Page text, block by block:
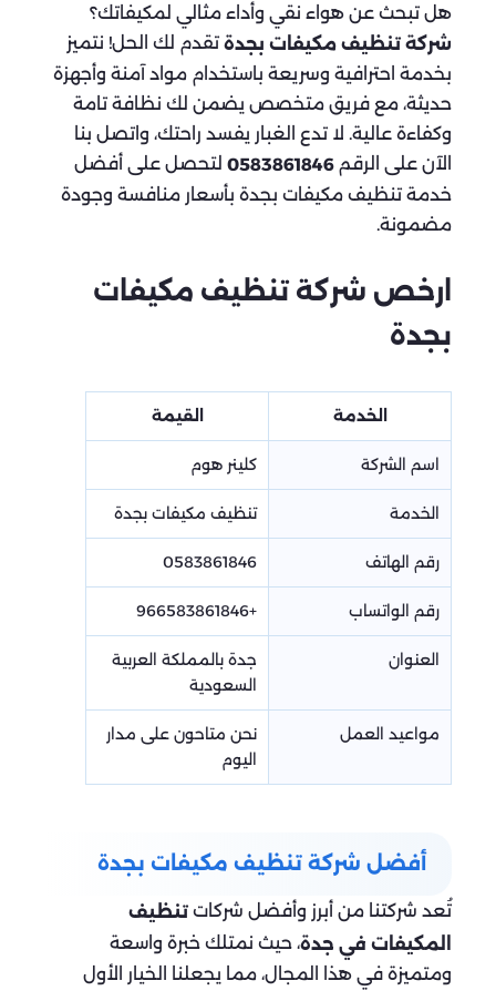
هل تبحث عن هواء نقي وأداء مثالي لمكيفاتك؟
شركة تنظيف مكيفات بجدة تقدم لك الحل! نتميز
بخدمة احترافية وسريعة باستخدام مواد آمنة وأجهزة
حديثة، مع فريق متخصص يضمن لك نظافة تامة
وكفاءة عالية. لا تدع الغبار يفسد راحتك، واتصل بنا
الآن على الرقم 0583861846 لتحصل على أفضل
خدمة تنظيف مكيفات بجدة بأسعار منافسة وجودة
مضمونة.
ارخص شركة تنظيف مكيفات
بجدة
الخدمة القيمة
اسم الشركة كلينر هوم
الخدمة تنظيف مكيفات بجدة
رقم الهاتف 0583861846
رقم الواتساب +966583861846
العنوان
جدة بالمملكة العربية
السعودية
مواعيد العمل
نحن متاحون على مدار
اليوم
أفضل شركة تنظيف مكيفات بجدة
تُعد شركتنا من أبرز وأفضل شركات تنظيف
المكيفات في جدة، حيث نمتلك خبرة واسعة
ومتميزة في هذا المجال، مما يجعلنا الخيار الأول